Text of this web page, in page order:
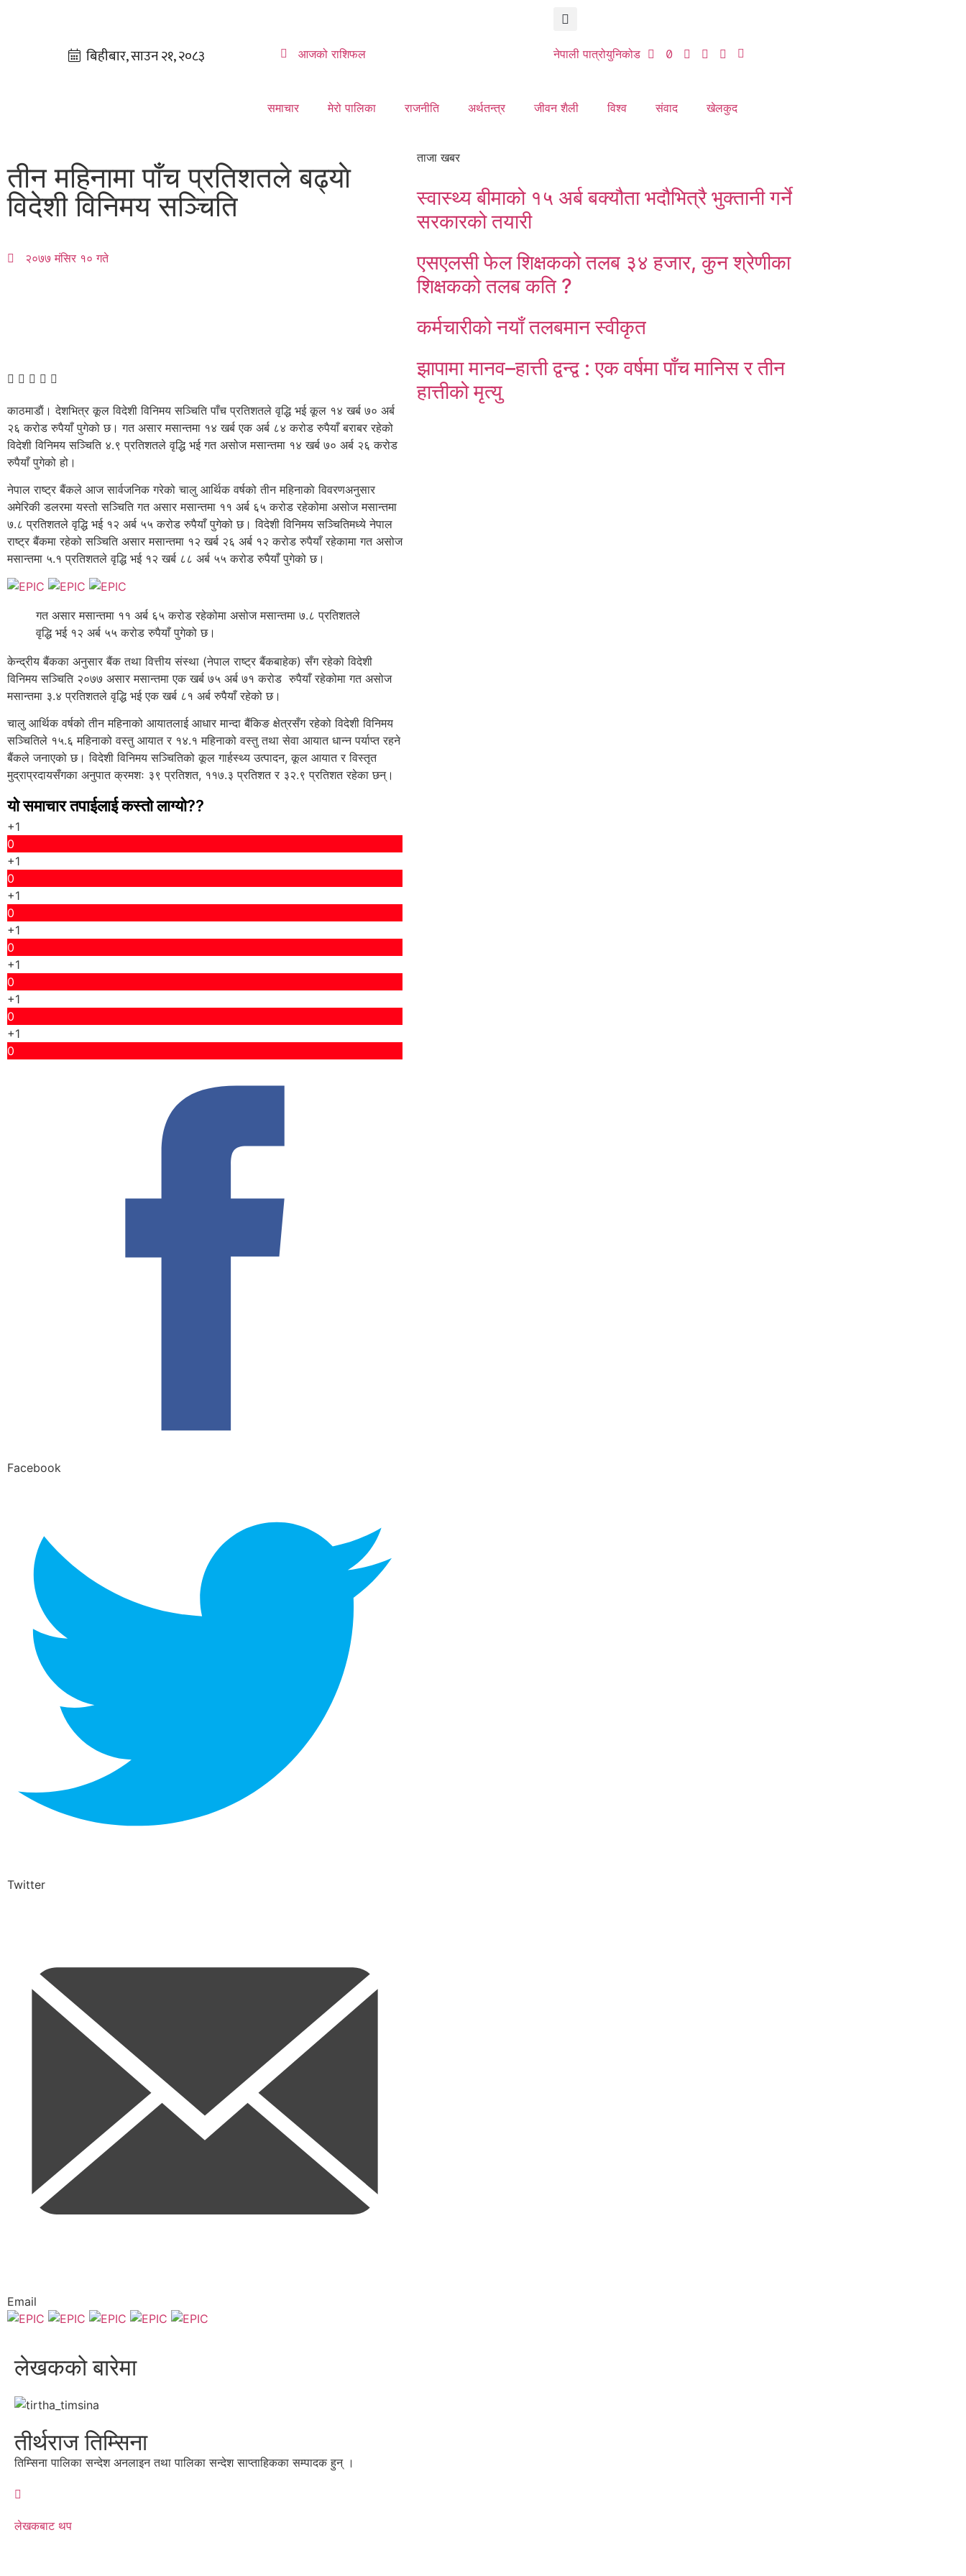
आजको राशिफल नेपाली पात्रोयुनिकोड
समाचार मेरो पालिका राजनीति अर्थतन्त्र जीवन शैली विश्व संवाद खेलकुद
तीन महिनामा पाँच प्रतिशतले बढ्याे
विदेशी विनिमय सञ्चिति
२०७७ मंसिर १० गते
काठमाडाैं। देशभित्र कूल विदेशी विनिमय सञ्चिति पाँच प्रतिशतले वृद्धि भई कूल १४ खर्ब ७० अर्ब
२६ करोड रुपैयाँ पुगेको छ। गत असार मसान्तमा १४ खर्ब एक अर्ब ८४ करोड रुपैयाँ बराबर रहेको
विदेशी विनिमय सञ्चिति ४.९ प्रतिशतले वृद्धि भई गत असोज मसान्तमा १४ खर्ब ७० अर्ब २६ करोड
रुपैयाँ पुगेको हो।
नेपाल राष्ट्र बैंकले आज सार्वजनिक गरेको चालु आर्थिक वर्षको तीन महिनाकाे विवरणअनुसार
अमेरिकी डलरमा यस्तो सञ्चिति गत असार मसान्तमा ११ अर्ब ६५ करोड रहेकोमा असोज मसान्तमा
७.८ प्रतिशतले वृद्धि भई १२ अर्ब ५५ करोड रुपैयाँ पुगेको छ। विदेशी विनिमय सञ्चितिमध्ये नेपाल
राष्ट्र बैंकमा रहेको सञ्चिति असार मसान्तमा १२ खर्ब २६ अर्ब १२ करोड रुपैयाँ रहेकामा गत असोज
मसान्तमा ५.१ प्रतिशतले वृद्धि भई १२ खर्ब ८८ अर्ब ५५ करोड रुपैयाँ पुगेको छ।
गत असार मसान्तमा ११ अर्ब ६५ करोड रहेकोमा असोज मसान्तमा ७.८ प्रतिशतले
वृद्धि भई १२ अर्ब ५५ करोड रुपैयाँ पुगेको छ।
केन्द्रीय बैंकका अनुसार बैंक तथा वित्तीय संस्था (नेपाल राष्ट्र बैंकबाहेक) सँग रहेको विदेशी
विनिमय सञ्चिति २०७७ असार मसान्तमा एक खर्ब ७५ अर्ब ७१ करोड रुपैयाँ रहेकोमा गत असोज
मसान्तमा ३.४ प्रतिशतले वृद्धि भई एक खर्ब ८१ अर्ब रुपैयाँ रहेको छ।
चालु आर्थिक वर्षको तीन महिनाको आयातलाई आधार मान्दा बैंकिङ क्षेत्रसँग रहेको विदेशी विनिमय
सञ्चितिले १५.६ महिनाको वस्तु आयात र १४.१ महिनाको वस्तु तथा सेवा आयात धान्न पर्याप्त रहने
बैंकले जनाएको छ। विदेशी विनिमय सञ्चितिको कूल गार्हस्थ्य उत्पादन, कूल आयात र विस्तृत
मुद्राप्रदायसँगका अनुपात क्रमशः ३९ प्रतिशत, ११७.३ प्रतिशत र ३२.९ प्रतिशत रहेका छन्।
यो समाचार तपाईलाई कस्तो लाग्यो??
+1
0
+1
0
+1
0
+1
0
+1
0
+1
0
+1
0
Facebook
Twitter
Email
लेखकको बारेमा
तीर्थराज तिम्सिना
तिम्सिना पालिका सन्देश अनलाइन तथा पालिका सन्देश साप्ताहिकका सम्पादक हुन् ।
लेखकबाट थप
ताजा खबर
स्वास्थ्य बीमाको १५ अर्ब बक्यौता भदौभित्रै भुक्तानी गर्ने
सरकारको तयारी
एसएलसी फेल शिक्षकको तलब ३४ हजार, कुन श्रेणीका
शिक्षकको तलब कति ?
कर्मचारीको नयाँ तलबमान स्वीकृत
झापामा मानव–हात्ती द्वन्द्व : एक वर्षमा पाँच मानिस र तीन
हात्तीको मृत्यु